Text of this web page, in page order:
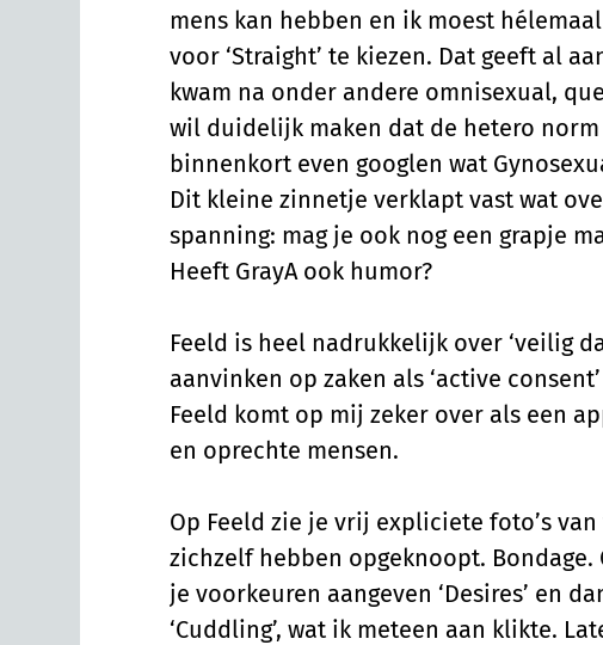
mens kan hebben en ik moest
voor ‘Straight’ te kiezen. Dat geeft al
kwam na onder andere omnisexual,
wil duidelijk maken dat de hetero
binnenkort even googlen wat
Dit kleine zinnetje verklapt vast wat
spanning: mag je ook nog een grapje
Heeft GrayA ook humor?
Feeld is heel nadrukkelijk over ‘veilig
aanvinken op zaken als ‘active
Feeld komt op mij zeker over als een
en oprechte mensen.
Op Feeld zie je vrij expliciete foto’s
zichzelf hebben opgeknoopt.
je voorkeuren aangeven ‘Desires’ en
‘Cuddling’, wat ik meteen aan klikte.